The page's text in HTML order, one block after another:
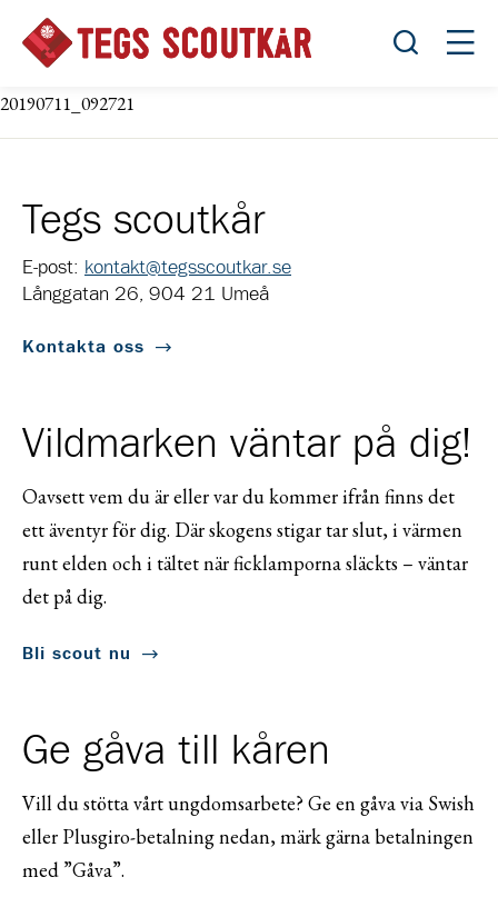
Öppna
20190711_092721
Tegs scoutkår
E-post: kontakt@tegsscoutkar.se
Långgatan 26, 904 21 Umeå
Kontakta oss
Vildmarken väntar på dig!
Oavsett vem du är eller var du kommer ifrån finns det
ett äventyr för dig. Där skogens stigar tar slut, i värmen
runt elden och i tältet när ficklamporna släckts – väntar
det på dig.
Bli scout nu
Ge gåva till kåren
Vill du stötta vårt ungdomsarbete? Ge en gåva via Swish
eller Plusgiro-betalning nedan, märk gärna betalningen
med ”Gåva”.